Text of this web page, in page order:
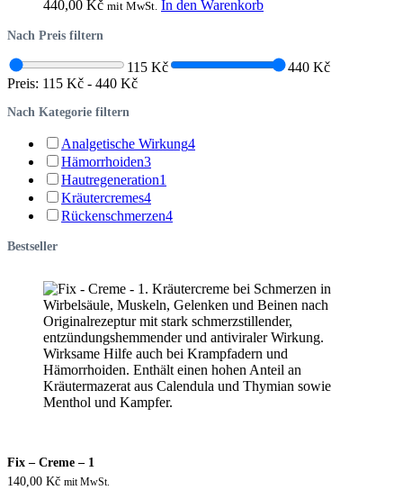
440,00 Kč mit MwSt. In den Warenkorb
Nach Preis filtern
115 Kč
440 Kč
Preis: 115 Kč - 440 Kč
Nach Kategorie filtern
Analgetische Wirkung4
Hämorrhoiden3
Hautregeneration1
Kräutercremes4
Rückenschmerzen4
Bestseller
Fix – Creme – 1
140,00 Kč mit MwSt.